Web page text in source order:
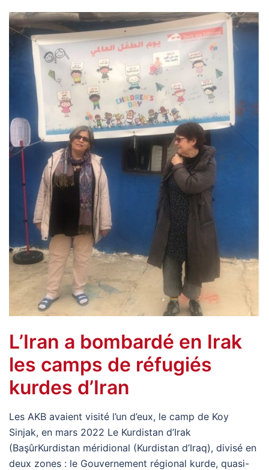
L’Iran a bombardé en Irak
les camps de réfugiés
kurdes d’Iran
Les AKB avaient visité l’un d’eux, le camp de Koy
Sinjak, en mars 2022 Le Kurdistan d’Irak
(BaşûrKurdistan méridional (Kurdistan d’Iraq), divisé en
deux zones : le Gouvernement régional kurde, quasi-